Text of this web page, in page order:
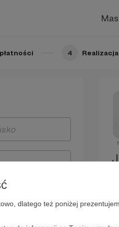
dlatego też poniżej
4